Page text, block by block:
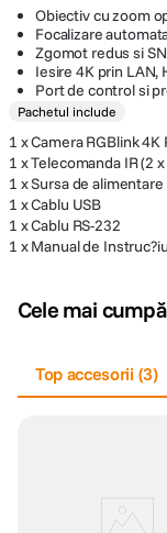
Obiectiv cu zoom
Focalizare
Zgomot redus si
Iesire 4K prin LAN,
Port de control si
Pachetul include
1 x Camera RGBlink
1 x Telecomanda IR (2
1 x Sursa de
1 x Cablu USB
1 x Cablu RS-232
1 x Manual de
Cele mai
Top accesorii (3)